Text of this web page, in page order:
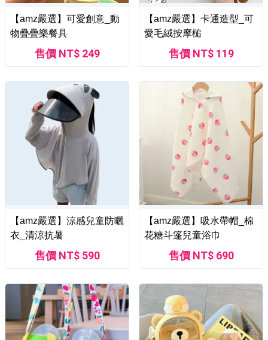
【amz嚴選】可愛創意_動
物疊疊樂餐具
售價 NT$ 249
【amz嚴選】卡通造型_可
愛毛絨按摩槌
售價 NT$ 119
【amz嚴選】涼感兒童防曬
衣_清涼抗暑
售價 NT$ 590
【amz嚴選】吸水帶帽_棉
花糖斗篷兒童浴巾
售價 NT$ 690